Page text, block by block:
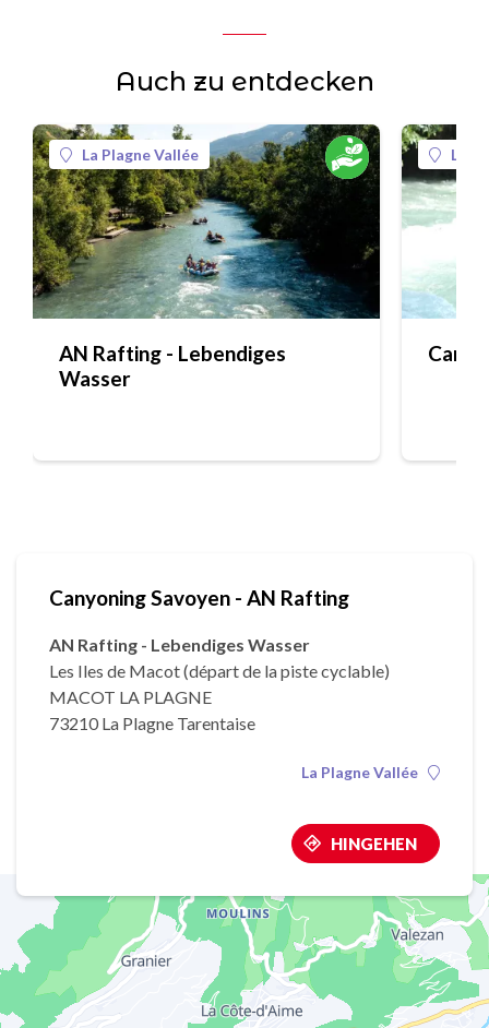
Auch zu entdecken
La Plagne Vallée
AN Rafting - Lebendiges
Wasser
La
Canyoning Savoyen - AN Rafting
AN Rafting - Lebendiges Wasser
Les Iles de Macot (départ de la piste cyclable)
MACOT LA PLAGNE
73210 La Plagne Tarentaise
La Plagne Vallée
HINGEHEN